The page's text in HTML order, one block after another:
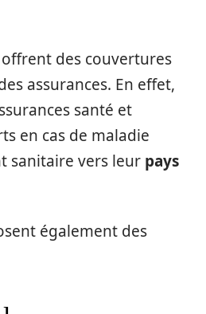
des couvertures
assurances. En effet,
santé et
en cas de maladie
sanitaire vers leur pays
également des